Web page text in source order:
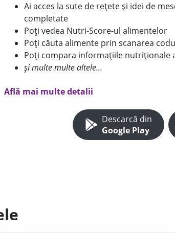
Ai acces la sute de rețete și idei de
completate
Poți vedea Nutri-Score-ul alimentelor
Poți căuta alimente prin scanarea
Poți compara informațiile nutriționale
și multe multe altele...
Află mai multe detalii
Descarcă din
Google Play